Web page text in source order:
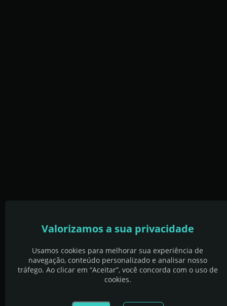
Valorizamos a sua privacidade
Usamos cookies para melhorar sua experiência de
navegação, conteúdo personalizado e analisar nosso
tráfego. Ao clicar em “Aceitar”, você concorda com o uso de
cookies.